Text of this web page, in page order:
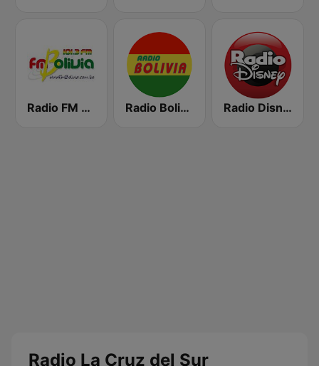
Radio FM Bolivia Radio Bolivia Radio Disney Bolivia
Radio La Cruz del Sur